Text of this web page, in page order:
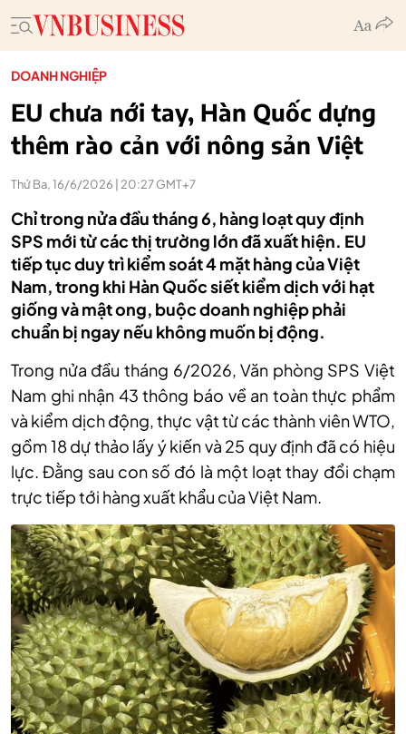
DOANH NGHIỆP
EU chưa nới tay, Hàn Quốc dựng
thêm rào cản với nông sản Việt
Thứ Ba, 16/6/2026 | 20:27 GMT+7
Chỉ trong nửa đầu tháng 6, hàng loạt quy định
SPS mới từ các thị trường lớn đã xuất hiện. EU
tiếp tục duy trì kiểm soát 4 mặt hàng của Việt
Nam, trong khi Hàn Quốc siết kiểm dịch với hạt
giống và mật ong, buộc doanh nghiệp phải
chuẩn bị ngay nếu không muốn bị động.
Trong nửa đầu tháng 6/2026, Văn phòng SPS Việt
Nam ghi nhận 43 thông báo về an toàn thực phẩm
và kiểm dịch động, thực vật từ các thành viên WTO,
gồm 18 dự thảo lấy ý kiến và 25 quy định đã có hiệu
lực. Đằng sau con số đó là một loạt thay đổi chạm
trực tiếp tới hàng xuất khẩu của Việt Nam.